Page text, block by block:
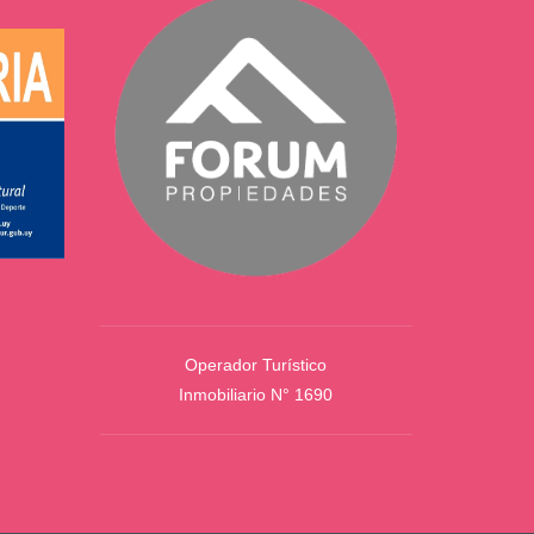
Operador Turístico
Inmobiliario N° 1690